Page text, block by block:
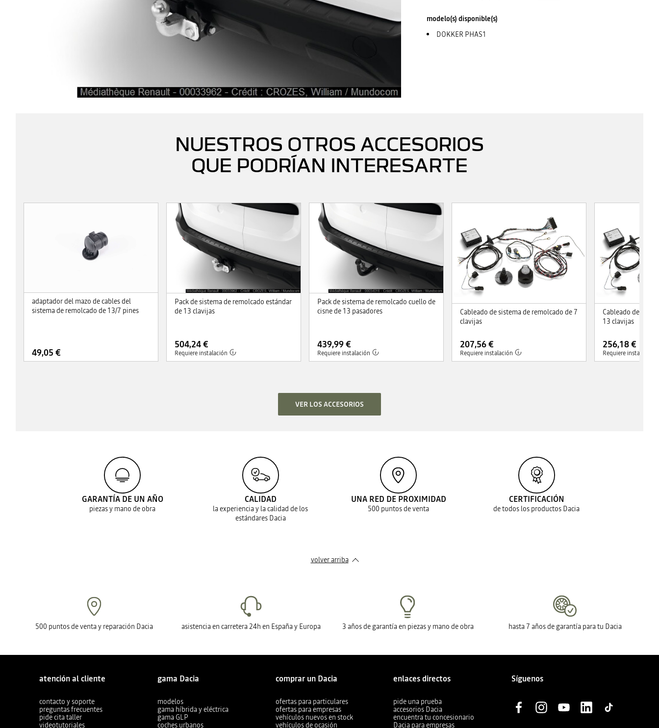
modelo(s) disponible(s)
DOKKER PHAS1
NUESTROS OTROS ACCESORIOS
QUE PODRÍAN INTERESARTE
adaptador del mazo de cables del
sistema de remolcado de 13/7 pines
49,05 €
Pack de sistema de remolcado estándar
de 13 clavijas
504,24 €
Requiere instalación
Pack de sistema de remolcado cuello de
cisne de 13 pasadores
439,99 €
Requiere instalación
Cableado de sistema de remolcado de 7
clavijas
207,56 €
Requiere instalación
Cableado de
13 clavijas
256,18 €
Requiere instalación
VER LOS ACCESORIOS
GARANTÍA DE UN AÑO
piezas y mano de obra
CALIDAD
la experiencia y la calidad de los
estándares Dacia
UNA RED DE PROXIMIDAD
500 puntos de venta
CERTIFICACIÓN
de todos los productos Dacia
volver arriba
500 puntos de venta y reparación Dacia asistencia en carretera 24h en España y Europa 3 años de garantía en piezas y mano de obra hasta 7 años de garantía para tu Dacia
atención al cliente
contacto y soporte
preguntas frecuentes
pide cita taller
videotutoriales
gama Dacia
modelos
gama híbrida y eléctrica
gama GLP
coches urbanos
comprar un Dacia
ofertas para particulares
ofertas para empresas
vehículos nuevos en stock
vehículos de ocasión
enlaces directos
pide una prueba
accesorios Dacia
encuentra tu concesionario
Dacia para empresas
Síguenos